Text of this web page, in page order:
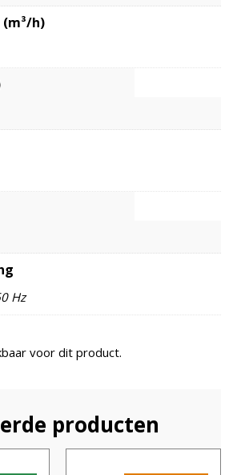
h)
Hz
voor dit product.
producten